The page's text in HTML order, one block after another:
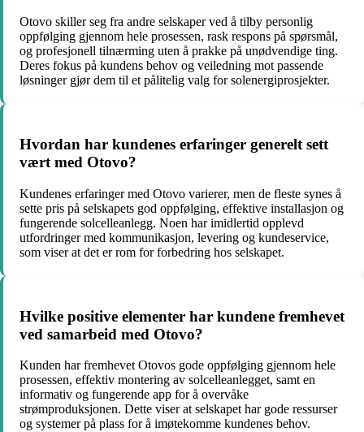
Otovo skiller seg fra andre selskaper ved å tilby personlig
oppfølging gjennom hele prosessen, rask respons på spørsmål,
og profesjonell tilnærming uten å prakke på unødvendige ting.
Deres fokus på kundens behov og veiledning mot passende
løsninger gjør dem til et pålitelig valg for solenergiprosjekter.
Hvordan har kundenes erfaringer generelt sett
vært med Otovo?
Kundenes erfaringer med Otovo varierer, men de fleste synes å
sette pris på selskapets god oppfølging, effektive installasjon og
fungerende solcelleanlegg. Noen har imidlertid opplevd
utfordringer med kommunikasjon, levering og kundeservice,
som viser at det er rom for forbedring hos selskapet.
Hvilke positive elementer har kundene fremhevet
ved samarbeid med Otovo?
Kunden har fremhevet Otovos gode oppfølging gjennom hele
prosessen, effektiv montering av solcelleanlegget, samt en
informativ og fungerende app for å overvåke
strømproduksjonen. Dette viser at selskapet har gode ressurser
og systemer på plass for å imøtekomme kundenes behov.